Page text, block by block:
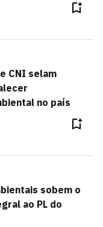
CNI selam
no país
sobem o
ao PL do